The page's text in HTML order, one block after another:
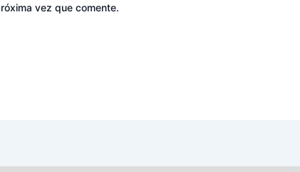
vez que comente.